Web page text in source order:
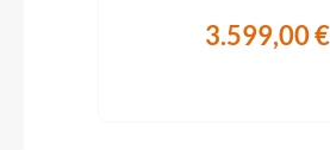
3.599,00 €